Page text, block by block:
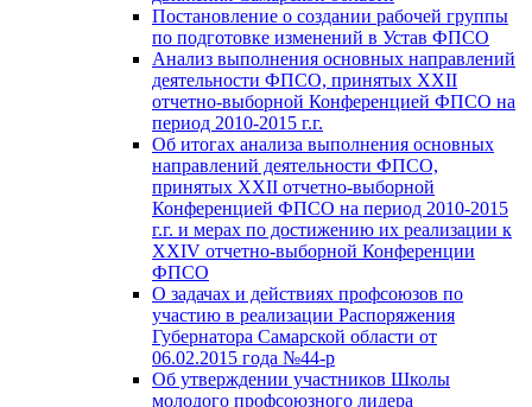
Постановление о создании рабочей группы
по подготовке изменений в Устав ФПСО
Анализ выполнения основных направлений
деятельности ФПСО, принятых XXII
отчетно-выборной Конференцией ФПСО на
период 2010-2015 г.г.
Об итогах анализа выполнения основных
направлений деятельности ФПСО,
принятых XXII отчетно-выборной
Конференцией ФПСО на период 2010-2015
г.г. и мерах по достижению их реализации к
XXIV отчетно-выборной Конференции
ФПСО
О задачах и действиях профсоюзов по
участию в реализации Распоряжения
Губернатора Самарской области от
06.02.2015 года №44-р
Об утверждении участников Школы
молодого профсоюзного лидера